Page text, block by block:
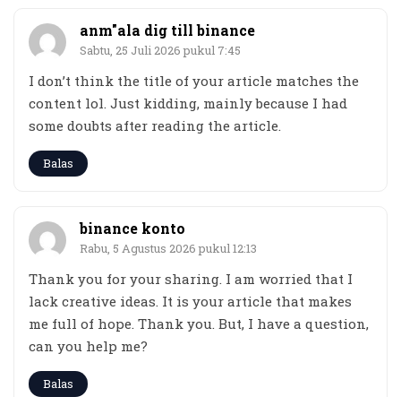
anm"ala dig till binance
Sabtu, 25 Juli 2026 pukul 7:45
I don’t think the title of your article matches the
content lol. Just kidding, mainly because I had
some doubts after reading the article.
Balas
binance konto
Rabu, 5 Agustus 2026 pukul 12:13
Thank you for your sharing. I am worried that I
lack creative ideas. It is your article that makes
me full of hope. Thank you. But, I have a question,
can you help me?
Balas